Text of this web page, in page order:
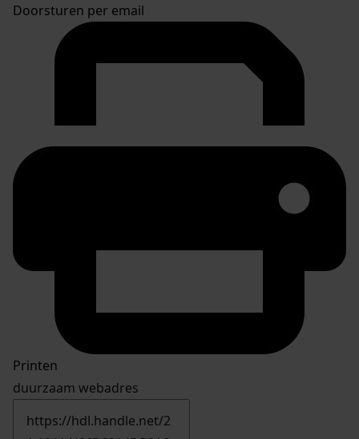
Doorsturen per email
Printen
duurzaam webadres